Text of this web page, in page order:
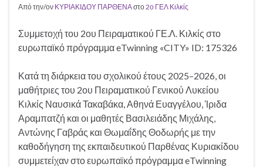
Από την/ον ΚΥΡΙΑΚΙΔΟΥ ΠΑΡΘΕΝΑστο2ο ΓΕΛ Κιλκίς
Συμμετοχή του 2ου Πειραματικού ΓΕ.Λ. Κιλκίς στο
ευρωπαϊκό πρόγραμμα eTwinning «CITY» ID: 175326
Κατά τη διάρκεια του σχολικού έτους 2025–2026, οι
μαθήτριες του 2ου Πειραματικού Γενικού Λυκείου
Κιλκίς Ναυσικά Τακαβάκα, Αθηνά Ευαγγέλου, Ίριδα
Αραμπατζή και οι μαθητές Βασιλειάδης Μιχάλης,
Αντώνης Γαβράς και Θωμαΐδης Θοδωρής με την
καθοδήγηση της εκπαιδευτικού Παρθένας Κυριακίδου
συμμετείχαν στο ευρωπαϊκό πρόγραμμα eTwinning